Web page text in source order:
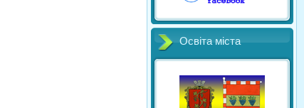
Освіта міста